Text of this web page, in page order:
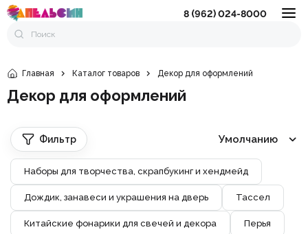
8 (962) 024-8000
Главная Каталог товаров Декор для оформлений
Декор для оформлений
Фильтр Умолчанию
Наборы для творчества, скрапбукинг и хендмейд
Дождик, занавеси и украшения на дверь Тассел
Китайские фонарики для свечей и декора Перья